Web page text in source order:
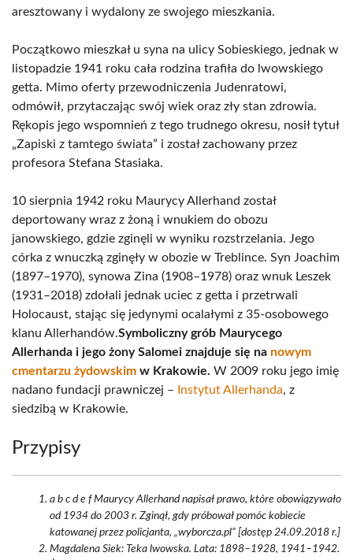
aresztowany i wydalony ze swojego mieszkania.
Początkowo mieszkał u syna na ulicy Sobieskiego, jednak w
listopadzie 1941 roku cała rodzina trafiła do lwowskiego
getta. Mimo oferty przewodniczenia Judenratowi,
odmówił, przytaczając swój wiek oraz zły stan zdrowia.
Rękopis jego wspomnień z tego trudnego okresu, nosił tytuł
„Zapiski z tamtego świata” i został zachowany przez
profesora Stefana Stasiaka.
10 sierpnia 1942 roku Maurycy Allerhand został
deportowany wraz z żoną i wnukiem do obozu
janowskiego, gdzie zginęli w wyniku rozstrzelania. Jego
córka z wnuczką zginęły w obozie w Treblince. Syn Joachim
(1897–1970), synowa Zina (1908–1978) oraz wnuk Leszek
(1931–2018) zdołali jednak uciec z getta i przetrwali
Holocaust, stając się jedynymi ocalałymi z 35-osobowego
klanu Allerhandów.Symboliczny grób Maurycego
Allerhanda i jego żony Salomei znajduje się na nowym
cmentarzu żydowskim w Krakowie. W 2009 roku jego imię
nadano fundacji prawniczej –
Instytut Allerhanda, z
siedzibą w Krakowie.
Przypisy
a b c d e f Maurycy Allerhand napisał prawo, które obowiązywało
od 1934 do 2003 r. Zginął, gdy próbował pomóc kobiecie
katowanej przez policjanta, „wyborcza.pl” [dostęp 24.09.2018 r.]
Magdalena Siek: Teka lwowska. Lata: 1898–1928, 1941–1942.